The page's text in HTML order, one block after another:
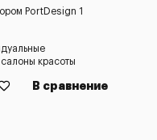
PortDesign 1
красоты
В сравнение